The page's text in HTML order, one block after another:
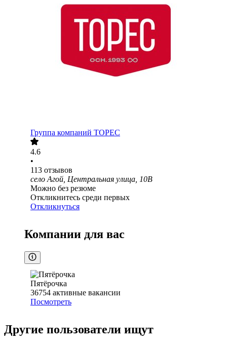
Группа компаний ТОРЕС
4.6
•
113 отзывов
село Агой, Центральная улица, 10В
Можно без резюме
Откликнитесь среди первых
Откликнуться
Компании для вас
Пятёрочка
36754 активные вакансии
Посмотреть
Другие пользователи ищут